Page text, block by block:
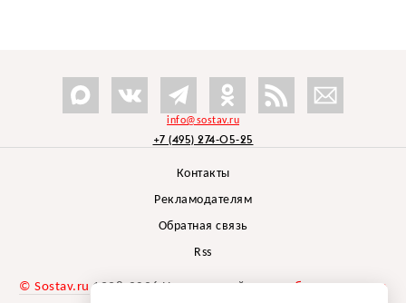
info@sostav.ru
+7 (495) 274-05-25
Контакты
Рекламодателям
Обратная связь
Rss
© Sostav.ru 1998-2026 Независимый проектбрендингового